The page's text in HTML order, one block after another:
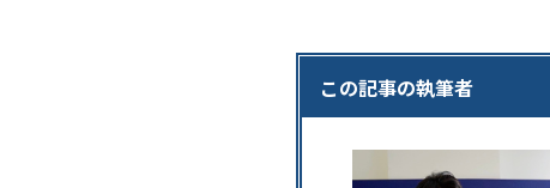
この記事の執筆者